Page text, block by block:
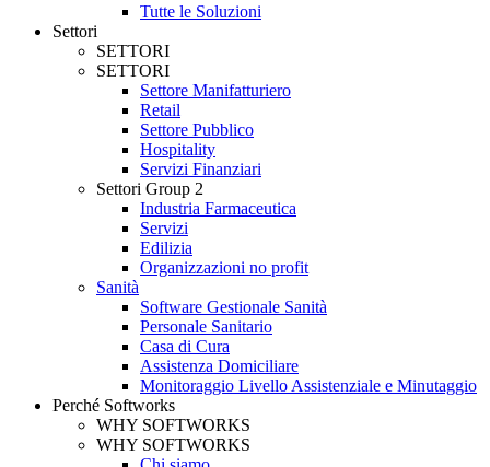
Tutte le Soluzioni
Settori
SETTORI
SETTORI
Settore Manifatturiero
Retail
Settore Pubblico
Hospitality
Servizi Finanziari
Settori Group 2
Industria Farmaceutica
Servizi
Edilizia
Organizzazioni no profit
Sanità
Software Gestionale Sanità
Personale Sanitario
Casa di Cura
Assistenza Domiciliare
Monitoraggio Livello Assistenziale e Minutaggio
Perché Softworks
WHY SOFTWORKS
WHY SOFTWORKS